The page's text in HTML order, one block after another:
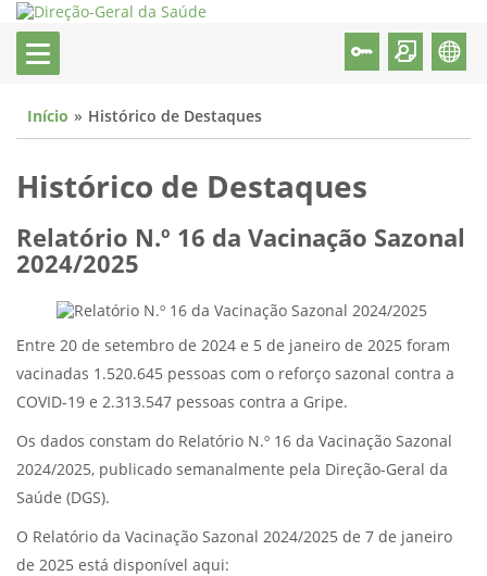
Início Histórico de Destaques
Histórico de Destaques
Relatório N.º 16 da Vacinação Sazonal
2024/2025
Entre 20 de setembro de 2024 e 5 de janeiro de 2025 foram
vacinadas 1.520.645 pessoas com o reforço sazonal contra a
COVID-19 e 2.313.547 pessoas contra a Gripe.
Os dados constam do Relatório N.º 16 da Vacinação Sazonal
2024/2025, publicado semanalmente pela Direção-Geral da
Saúde (DGS).
O Relatório da Vacinação Sazonal 2024/2025 de 7 de janeiro
de 2025 está disponível aqui: